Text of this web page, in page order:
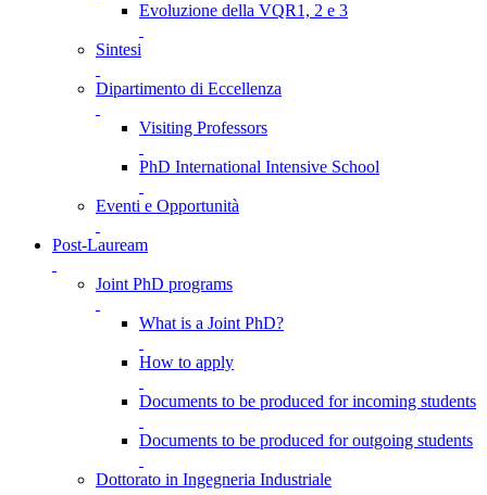
Evoluzione della VQR1, 2 e 3
Sintesi
Dipartimento di Eccellenza
Visiting Professors
PhD International Intensive School
Eventi e Opportunità
Post-Lauream
Joint PhD programs
What is a Joint PhD?
How to apply
Documents to be produced for incoming students
Documents to be produced for outgoing students
Dottorato in Ingegneria Industriale